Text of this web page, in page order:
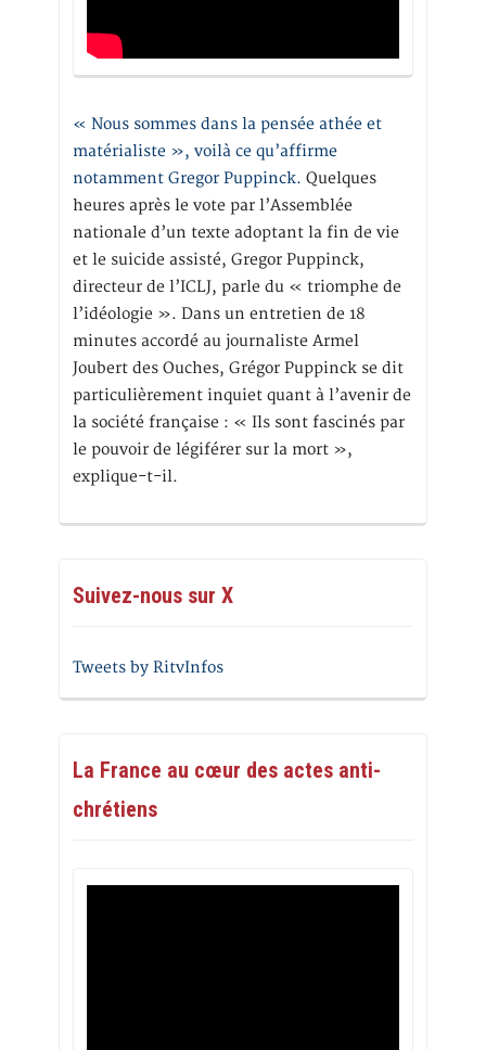
« Nous sommes dans la pensée athée et
matérialiste », voilà ce qu’affirme
notamment Gregor Puppinck. Quelques
heures après le vote par l’Assemblée
nationale d’un texte adoptant la fin de vie
et le suicide assisté, Gregor Puppinck,
directeur de l’ICLJ, parle du « triomphe de
l’idéologie ». Dans un entretien de 18
minutes accordé au journaliste Armel
Joubert des Ouches, Grégor Puppinck se dit
particulièrement inquiet quant à l’avenir de
la société française : « Ils sont fascinés par
le pouvoir de légiférer sur la mort »,
explique-t-il.
Suivez-nous sur X
Tweets by RitvInfos
La France au cœur des actes anti-
chrétiens